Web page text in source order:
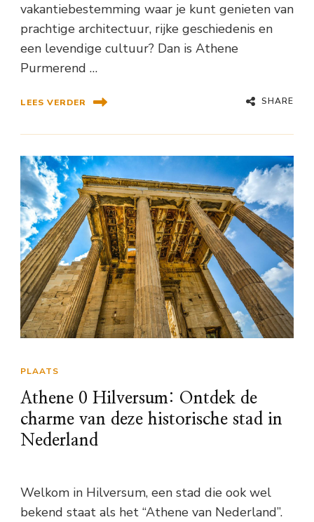
vakantiebestemming waar je kunt genieten van
prachtige architectuur, rijke geschiedenis en
een levendige cultuur? Dan is Athene
Purmerend …
LEES VERDER SHARE
PLAATS
Athene 0 Hilversum: Ontdek de
charme van deze historische stad in
Nederland
Welkom in Hilversum, een stad die ook wel
bekend staat als het “Athene van Nederland”.